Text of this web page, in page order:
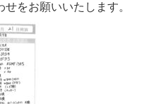
をお願いいたします。